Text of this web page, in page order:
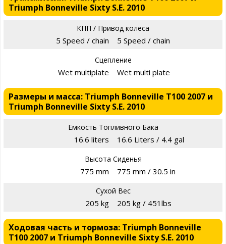
Triumph Bonneville Sixty S.E. 2010
КПП / Привод колеса
5 Speed / chain 5 Speed / chain
Сцепление
Wet multiplate Wet multi plate
Размеры и масса: Triumph Bonneville T100 2007 и
Triumph Bonneville Sixty S.E. 2010
Емкость Топливного Бака
16.6 liters 16.6 Liters / 4.4 gal
Высота Сиденья
775 mm 775 mm / 30.5 in
Сухой Вес
205 kg 205 kg / 451lbs
Ходовая часть и тормоза: Triumph Bonneville
T100 2007 и Triumph Bonneville Sixty S.E. 2010